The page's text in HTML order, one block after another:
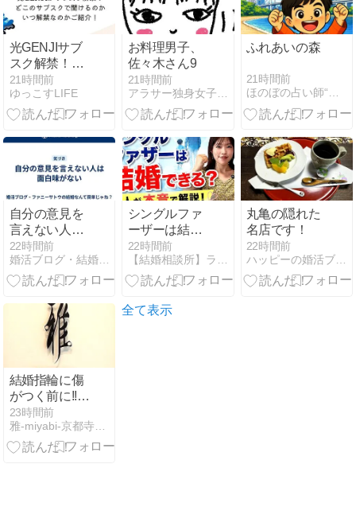
ル/FAS/アルビ
オンetc】
光GENJIサブ
スク解禁！ど
このサブスク
で聞けるのか
いつ解禁かご
21時間前
ゆっこすLIFE
お料理男子、
佐々木さん9
21時間前
アラサー独身女子さゆりの徒然日記
ふれあいの森
21時間前
ほのぼの占い師“村野大衡”
自分の意見を
言えない人は
面白味がない
22時間前
婚活ブログ・結婚なんて簡単じゃね？
シングルファ
ーザーは結婚
できる？婚活
のコツを本音
で解説【婚活
22時間前
【結婚相談所】ラポールアンカーの婚活体験談
丸亀の隠れた
名店です！
22時間前
ハッピーの婚活ブログ
結婚指輪に傷
がつく前に!!指
輪を綺麗に保
つためのポイ
ント解説✧
23時間前
雅-miyabi-京都寺町 スタッフブログ
全て表示